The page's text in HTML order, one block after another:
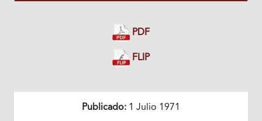
PDF
FLIP
Publicado: 1 Julio 1971